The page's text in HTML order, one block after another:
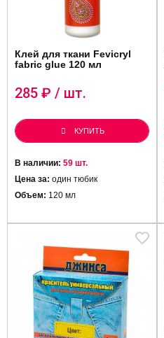
Клей для ткани Fevicryl
fabric glue 120 мл
285 ₽ / шт.
КУПИТЬ
В наличии: 59 шт.
Цена за: один тюбик
Объем: 120 мл